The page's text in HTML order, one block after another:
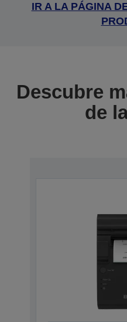
IR A LA PÁGINA
Descubre
de